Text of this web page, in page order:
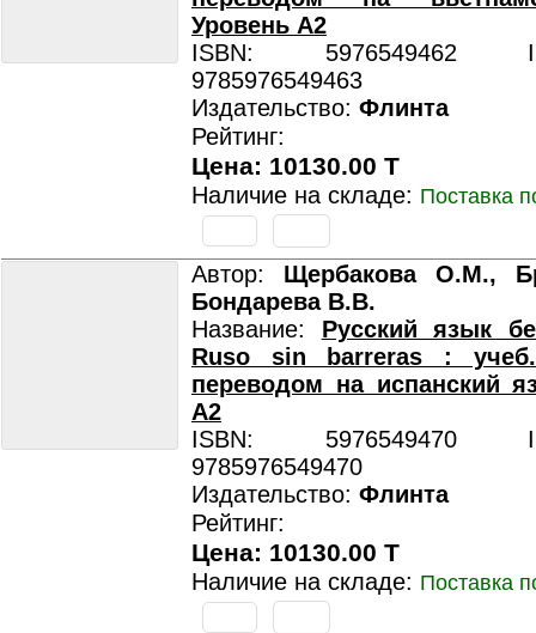
Уровень А2
ISBN: 5976549462
9785976549463
Издательство: Флинта
Рейтинг:
Цена: 10130.00 T
Наличие на складе: Поставка
Автор: Щербакова О.М.,
Бондарева В.В.
Название: Русский язык
Ruso sin barreras :
переводом на испанский
А2
ISBN: 5976549470
9785976549470
Издательство: Флинта
Рейтинг:
Цена: 10130.00 T
Наличие на складе: Поставка